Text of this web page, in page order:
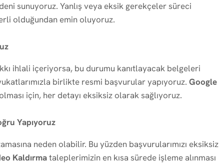
sunuyoruz. Yanlış veya eksik gerekçeler süreci
olduğundan emin oluyoruz.
ihlali içeriyorsa, bu durumu kanıtlayacak belgeleri
birlikte resmi başvurular yapıyoruz. Google
için, her detayı eksiksiz olarak sağlıyoruz.
Yapıyoruz
neden olabilir. Bu yüzden başvurularımızı eksiksiz
Kaldırmataleplerimizin en kısa sürede işleme alınması